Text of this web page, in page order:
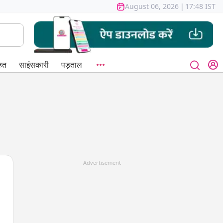
August 06, 2026 | 17:48 IST
साइंसकारी पड़ताल
Advertisement